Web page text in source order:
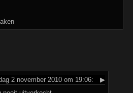
2 november 2010 om 19:06:
▶